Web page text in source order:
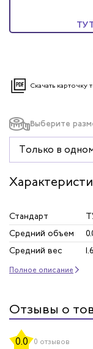
Выберите
Только в
Стандарт
Средний объем
Средний вес
Полное описание
Скачать карточку
Отзывы о
0.0 0 отзывов